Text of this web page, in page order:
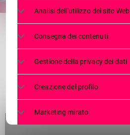
share
email
Analisi dell'utilizzo del sito Web
Consegna dei contenuti
Gestione della privacy dei dati
Creazione del profilo
Marketing mirato